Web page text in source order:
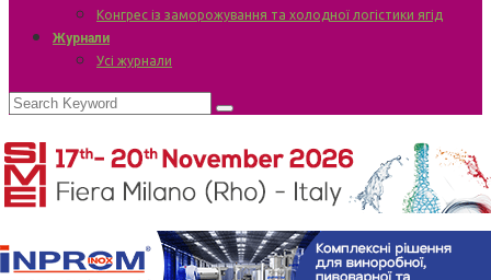
Конгрес із заморожування та холодної логістики ягід
Журнали
Усі журнали